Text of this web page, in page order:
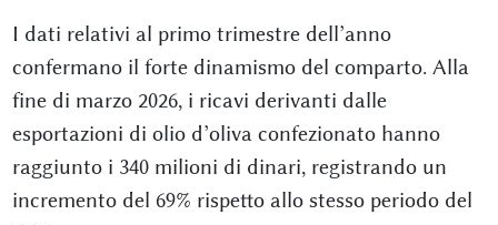
I dati relativi al primo trimestre dell’anno
confermano il forte dinamismo del comparto. Alla
fine di marzo 2026, i ricavi derivanti dalle
esportazioni di olio d’oliva confezionato hanno
raggiunto i 340 milioni di dinari, registrando un
incremento del 69% rispetto allo stesso periodo del